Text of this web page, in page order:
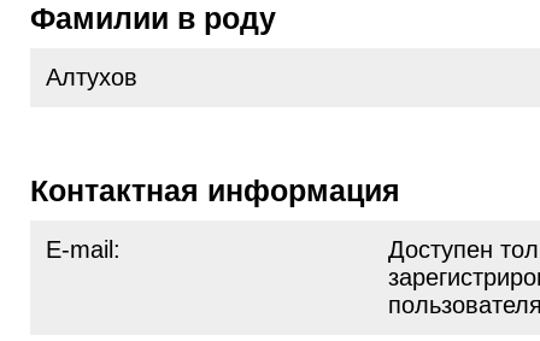
Фамилии в роду
Алтухов
Контактная информация
E-mail:
Доступен